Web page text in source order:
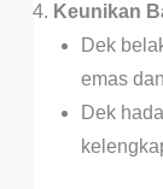
Keunikan
Dek
emas
Dek